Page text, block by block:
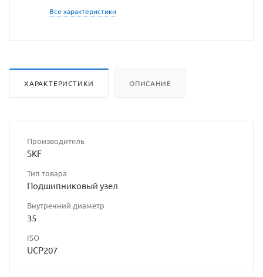
Все характеристики
ХАРАКТЕРИСТИКИ ОПИСАНИЕ
Производитель
SKF
Тип товара
Подшипниковый узел
Внутренний диаметр
35
ISO
UCP207